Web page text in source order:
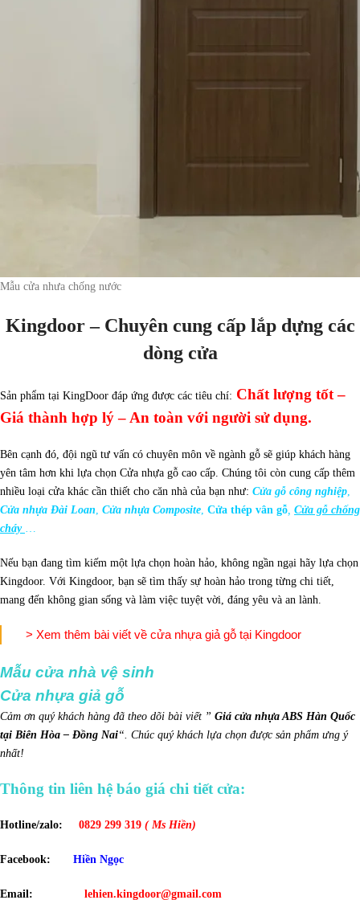
Mẫu cửa nhưa chống nước
Kingdoor – Chuyên cung cấp lắp dựng các
dòng cửa
Sản phẩm tại KingDoor đáp ứng được các tiêu chí: Chất lượng tốt –
Giá thành hợp lý – An toàn với người sử dụng.
Bên cạnh đó, đội ngũ tư vấn có chuyên môn về ngành gỗ sẽ giúp khách hàng
yên tâm hơn khi lựa chọn Cửa nhựa gỗ cao cấp. Chúng tôi còn cung cấp thêm
nhiều loại cửa khác cần thiết cho căn nhà của bạn như: Cửa gỗ công nghiệp,
Cửa nhựa Đài Loan, Cửa nhựa Composite, Cửa thép vân gỗ, Cửa gỗ chống
cháy …
Nếu bạn đang tìm kiếm một lựa chọn hoàn hảo, không ngần ngại hãy lựa chọn
Kingdoor. Với Kingdoor, bạn sẽ tìm thấy sự hoàn hảo trong từng chi tiết,
mang đến không gian sống và làm việc tuyệt vời, đáng yêu và an lành.
> Xem thêm bài viết về cửa nhựa giả gỗ tại Kingdoor
Mẫu cửa nhà vệ sinh
Cửa nhựa giả gỗ
Cảm ơn quý khách hàng đã theo dõi bài viết ” Giá cửa nhựa ABS Hàn Quốc
tại Biên Hòa – Đồng Nai“. Chúc quý khách lựa chọn được sản phẩm ưng ý
nhất!
Thông tin liên hệ báo giá chi tiết cửa:
Hotline/zalo: 0829 299 319 ( Ms Hiền)
Facebook: Hiền Ngọc
Email: lehien.kingdoor@gmail.com